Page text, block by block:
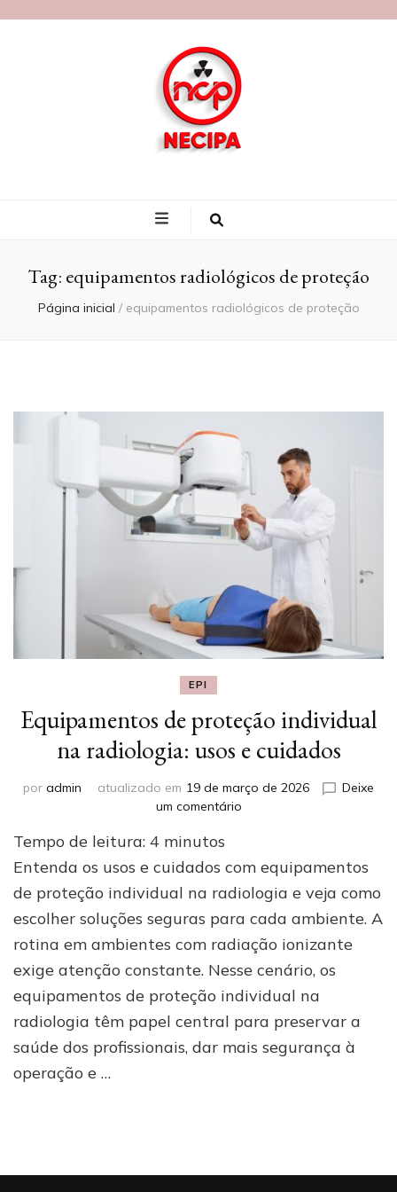
Blog Necipa
Tag: equipamentos radiológicos de proteção
Página inicial / equipamentos radiológicos de proteção
EPI
Equipamentos de proteção individual
na radiologia: usos e cuidados
por admin atualizado em 19 de março de 2026
Deixe
um comentárioem
proteção
individual
na
radiologia:
usos
e
cuidados
Tempo de leitura: 4 minutos
Entenda os usos e cuidados com equipamentos
de proteção individual na radiologia e veja como
escolher soluções seguras para cada ambiente. A
rotina em ambientes com radiação ionizante
exige atenção constante. Nesse cenário, os
equipamentos de proteção individual na
radiologia têm papel central para preservar a
saúde dos profissionais, dar mais segurança à
operação e …